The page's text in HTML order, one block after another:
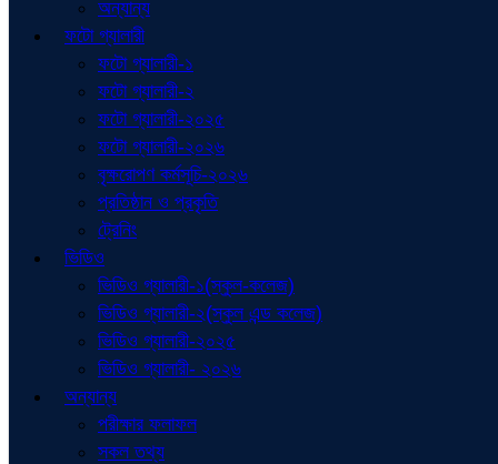
অন্যান্য
ফটো গ্যালারী
ফটো গ্যালারী-১
ফটো গ্যালারী-২
ফটো গ্যালারী-২০২৫
ফটো গ্যালারী-২০২৬
বৃক্ষরোপণ কর্মসূচি-২০২৬
প্রতিষ্ঠান ও প্রকৃতি
ট্রেনিং
ভিডিও
ভিডিও গ্যালারী-১(স্কুল-কলেজ)
ভিডিও গ্যালারী-২(স্কুল এন্ড কলেজ)
ভিডিও গ্যালারী-২০২৫
ভিডিও গ্যালারী- ২০২৬
অন্যান্য
পরীক্ষার ফলাফল
সকল তথ্য